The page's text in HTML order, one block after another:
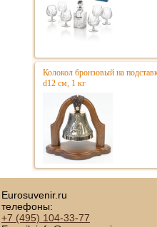
Колокол бронзовый на
d12 см, 1 кг
Eurosuvenir.ru
телефоны:
+7 (495) 104-33-77